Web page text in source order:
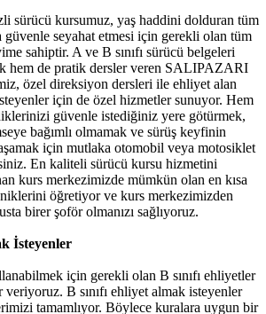
sürücü kursumuz, yaş haddini dolduran tüm
seyahat etmesi için gerekli olan tüm
sahiptir. A ve B sınıfı sürücü belgeleri
hem de pratik dersler veren SALIPAZARI
özel direksiyon dersleri ile ehliyet alan
için de özel hizmetler sunuyor. Hem
güvenle istediğiniz yere götürmek,
bağımlı olmamak ve sürüş keyfinin
için mutlaka otomobil veya motosiklet
En kaliteli sürücü kursu hizmetini
kurs merkezimizde mümkün olan en kısa
öğretiyor ve kurs merkezimizden
birer şoför olmanızı sağlıyoruz.
İsteyenler
için gerekli olan B sınıfı ehliyetler
B sınıfı ehliyet almak isteyenler
tamamlıyor. Böylece kuralara uygun bir